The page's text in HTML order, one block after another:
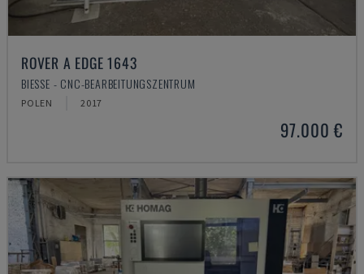
ROVER A EDGE 1643
BIESSE - CNC-BEARBEITUNGSZENTRUM
POLEN 2017
97.000 €